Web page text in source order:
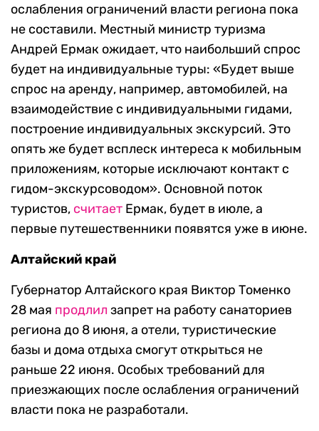
ослабления ограничений власти региона пока
не составили. Местный министр туризма
Андрей Ермак ожидает, что наибольший спрос
будет на индивидуальные туры: «Будет выше
спрос на аренду, например, автомобилей, на
взаимодействие с индивидуальными гидами,
построение индивидуальных экскурсий. Это
опять же будет всплеск интереса к мобильным
приложениям, которые исключают контакт с
гидом-экскурсоводом». Основной поток
туристов, считает Ермак, будет в июле, а
первые путешественники появятся уже в июне.
Алтайский край
Губернатор Алтайского края Виктор Томенко
28 мая продлил запрет на работу санаториев
региона до 8 июня, а отели, туристические
базы и дома отдыха смогут открыться не
раньше 22 июня. Особых требований для
приезжающих после ослабления ограничений
власти пока не разработали.